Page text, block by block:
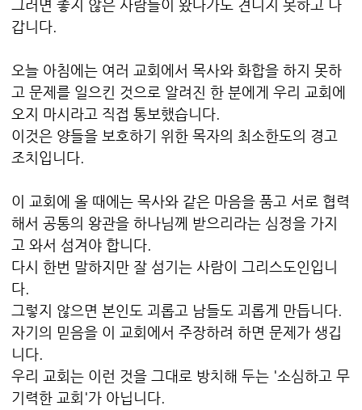
그러면 좋지 않은 사람들이 왔다가도 견디지 못하고 나
갑니다.
오늘 아침에는 여러 교회에서 목사와 화합을 하지 못하
고 문제를 일으킨 것으로 알려진 한 분에게 우리 교회에
오지 마시라고 직접 통보했습니다.
이것은 양들을 보호하기 위한 목자의 최소한도의 경고
조치입니다.
이 교회에 올 때에는 목사와 같은 마음을 품고 서로 협력
해서 공통의 왕관을 하나님께 받으리라는 심정을 가지
고 와서 섬겨야 합니다.
다시 한번 말하지만 잘 섬기는 사람이 그리스도인입니
다.
그렇지 않으면 본인도 괴롭고 남들도 괴롭게 만듭니다.
자기의 믿음을 이 교회에서 주장하려 하면 문제가 생깁
니다.
우리 교회는 이런 것을 그대로 방치해 두는 '소심하고 무
기력한 교회'가 아닙니다.